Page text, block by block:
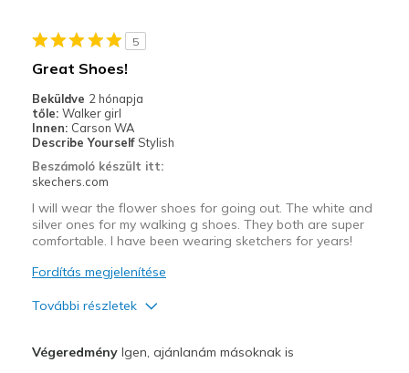
Legjobb használat
Going Out
Walking
View On Shoes
I'm Really Into Shoes
5
Great Shoes!
Beküldve 2 hónapja
tőle: Walker girl
Innen: Carson WA
Describe Yourself Stylish
Beszámoló készült itt:
skechers.com
I will wear the flower shoes for going out. The white and
silver ones for my walking g shoes. They both are super
comfortable. I have been wearing sketchers for years!
Fordítás megjelenítése
További részletek
VégeredményIgen, ajánlanám másoknak is